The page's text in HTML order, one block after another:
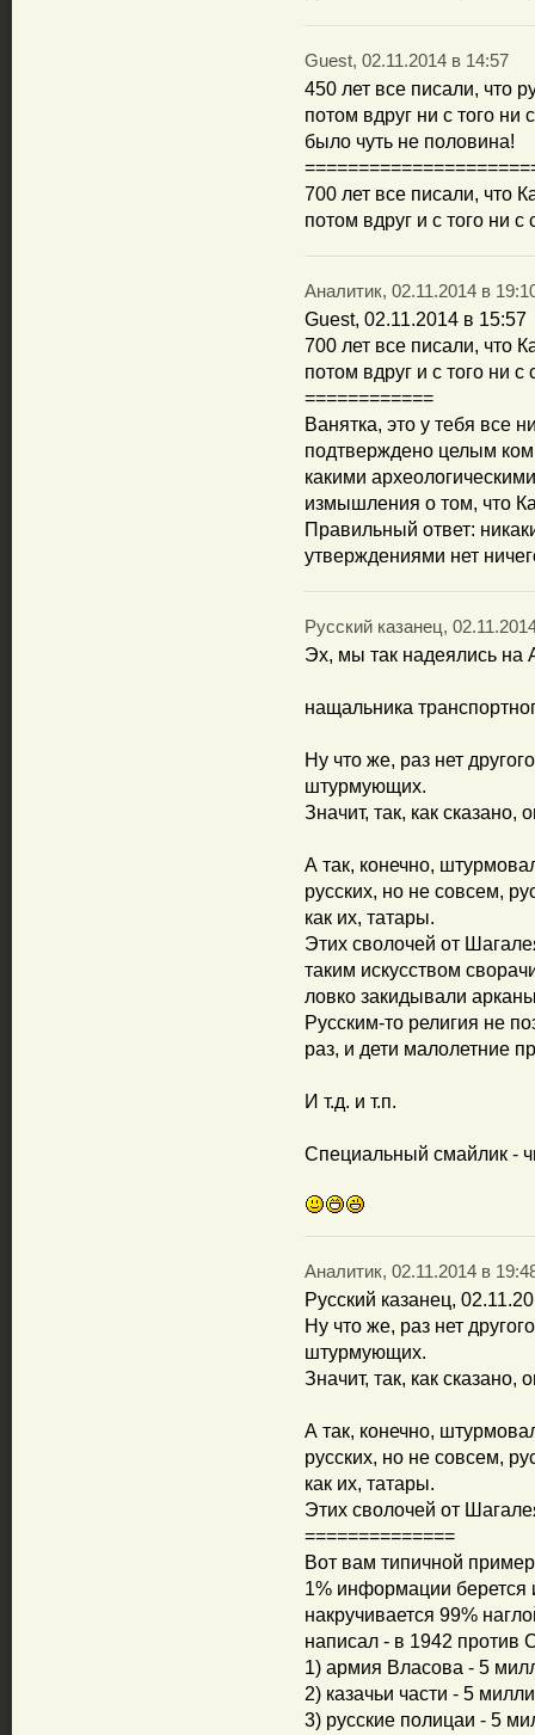
Guest, 02.11.2014 в 14:57
450 лет все писали, что
потом вдруг ни с того ни
было чуть не половина!
700 лет все писали, что
потом вдруг и с того ни с
Аналитик, 02.11.2014 в
Guest, 02.11.2014 в 15:57
700 лет все писали, что
потом вдруг и с того ни с
============
Ванятка, это у тебя все
подтверждено целым
какими
измышления о том, что
Правильный ответ:
утверждениями нет
Русский казанец,
Эх, мы так надеялись на
нащальника
Ну что же, раз нет
штурмующих.
Значит, так, как сказано,
А так, конечно,
русских, но не совсем,
как их, татары.
Этих сволочей от
таким искусством
ловко закидывали
Русским-то религия не
раз, и дети малолетние
И т.д. и т.п.
Специальный смайлик -
Аналитик, 02.11.2014 в
Русский казанец,
Ну что же, раз нет
штурмующих.
Значит, так, как сказано,
А так, конечно,
русских, но не совсем,
как их, татары.
Этих сволочей от
==============
Вот вам типичной
1% информации
накручивается 99%
написал - в 1942
1) армия Власова - 5
2) казачьи части - 5
3) русские полицаи - 5